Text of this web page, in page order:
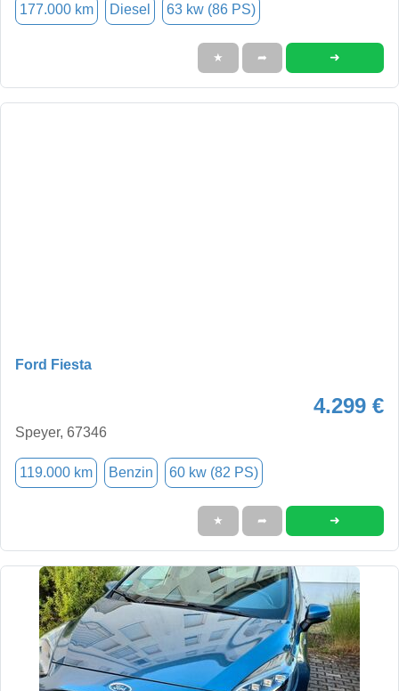
177.000 km Diesel 63 kw (86 PS)
★ ➦ ➜
Ford Fiesta
4.299 €
Speyer, 67346
119.000 km Benzin 60 kw (82 PS)
★ ➦ ➜